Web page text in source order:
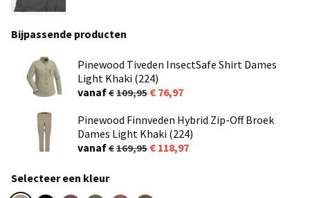
Bijpassende producten
Pinewood Tiveden InsectSafe Shirt Dames
Light Khaki (224)
vanaf
109,95
76,97
Pinewood Finnveden Hybrid Zip-Off Broek
Dames Light Khaki (224)
vanaf
169,95 118,97
Selecteer een kleur